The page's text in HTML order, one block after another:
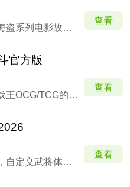
完美重现加勒比海盗系列电影故事与场景
查看
官方版
最大限度地玩游戏王OCG/TCG的数字卡牌游戏
查看
三国杀开源版本，自定义武将体验策略对决。
查看